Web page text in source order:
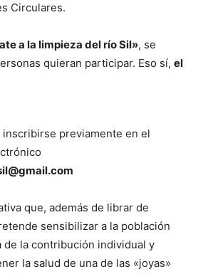
Circulares.
a la limpieza del río Sil», se
quieran participar. Eso sí, el
inscribirse previamente en el
que, además de librar de
sensibilizar a la población
de la contribución individual y
la salud de una de las «joyas»